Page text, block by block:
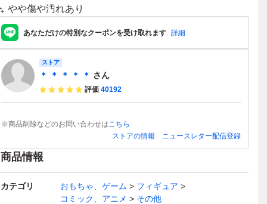
やや傷や汚れあり
あなただけの特別なクーポンを受け取れます 詳細
ストア
＊ ＊ ＊ ＊ ＊ さん
評価 40192
※商品削除などのお問い合わせはこちら
ストアの情報
ニュースレター配信登録
商品情報
カテゴリ おもちゃ、ゲーム
フィギュア
コミック、アニメ
その他